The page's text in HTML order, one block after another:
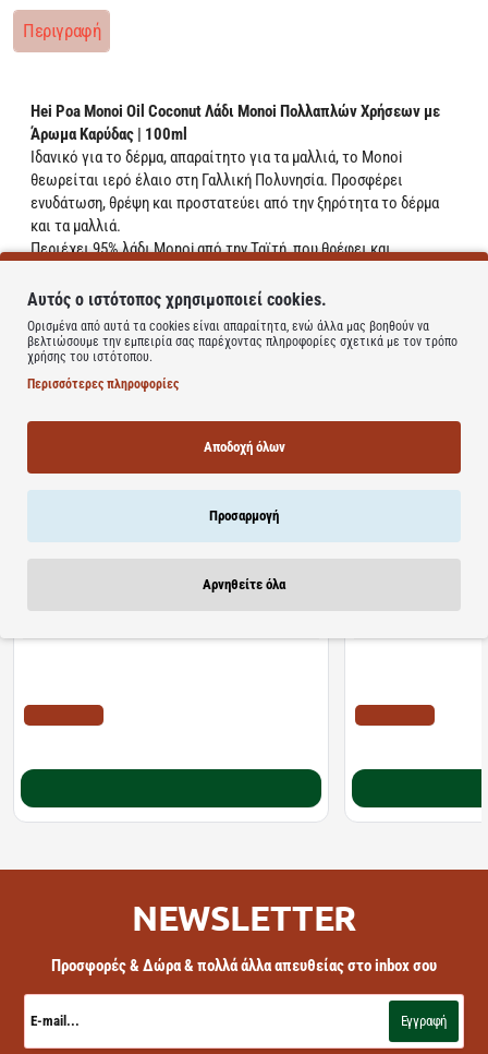
Περιγραφή
Hei Poa Monoi Oil Coconut Λάδι Monoi Πολλαπλών Χρήσεων με
Άρωμα Καρύδας | 100ml
Ιδανικό για το δέρμα, απαραίτητο για τα μαλλιά, το Monoi
θεωρείται ιερό έλαιο στη Γαλλική Πολυνησία. Προσφέρει
ενυδάτωση, θρέψη και προστατεύει από την ξηρότητα το δέρμα
και τα μαλλιά.
Περιέχει 95% λάδι Monoi από την Ταϊτή, που θρέφει και
Δεν περιέχει συντηρητικά.
Μη αλλεργιογόνο.
Learn more
Bestsellers Είδατε Πρόσφατα
NEWSLETTER
Προσφορές & Δώρα & πολλά άλλα απευθείας στο inbox σου
E-
mail...
Εγγραφή
Αυτός ο ιστότοπος χρησιμοποιεί cookies.
Ορισμένα από αυτά τα cookies είναι απαραίτητα, ενώ άλλα μας βοηθούν να
βελτιώσουμε την εμπειρία σας παρέχοντας πληροφορίες σχετικά με τον τρόπο
χρήσης του ιστότοπου.
Περισσότερες πληροφορίες
Αποδοχή όλων
Προσαρμογή
Αρνηθείτε όλα